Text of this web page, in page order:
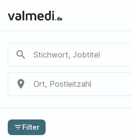
search Stichwort, Jobtitel
place Ort, Postleitzahl
filter_listFilter